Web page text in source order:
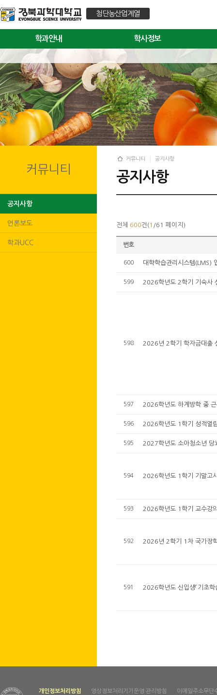
첨단농산업계열
학과안내 학사정보
커뮤니티
공지사항
언론보도
학과UCC
커뮤니티 공지사항
공지사항
전체 600건(1 /61 페이지)
번호
600 대학학습관리시스템(LMS)
599 2026학년도 2학기 기숙사
598 2026년 2학기 학자금대출
597 2026학년도 하계방학 중
596 2026학년도 1학기 성적열
595 2027학년도 소아청소년 당
594 2026학년도 1학기 기말고
593 2026학년도 1학기 교수강
592 2026년 2학기 1차 국가장
591 2026학년도 신입생「기초학
개인정보처리방침 영상정보처리기기운영·관리방침 이메일주소무단